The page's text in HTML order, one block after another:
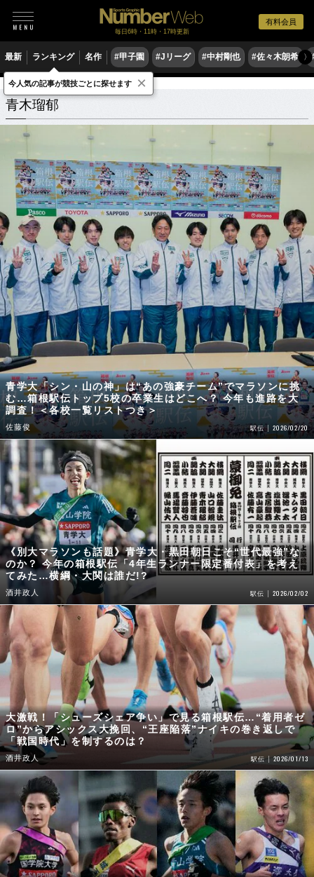
有料会員
毎日6時・11時・17時更新
最新 ランキング 名作 #甲子園 #Jリーグ #中村剛也 #佐々木朗希 〉
青木瑠郁 関連記事
青木瑠郁
青学大「シン・山の神」は“あの強豪チーム”でマラソンに挑
む…箱根駅伝トップ5校の卒業生はどこへ？ 今年も進路を大
調査！＜各校一覧リストつき＞
佐藤俊 駅伝 2026/02/20
《別大マラソンも話題》青学大・黒田朝日こそ“世代最強”な
のか？ 今年の箱根駅伝「4年生ランナー限定番付表」を考え
てみた…横綱・大関は誰だ!?
酒井政人 駅伝 2026/02/02
大激戦！「シューズシェア争い」で見る箱根駅伝…“着用者ゼ
ロ”からアシックス大挽回、“王座陥落”ナイキの巻き返しで
「戦国時代」を制するのは？
酒井政人 駅伝 2026/01/13
今人気の記事が競技ごとに探せます ×